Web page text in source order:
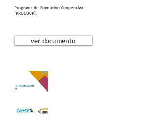
Programa de Formación Cooperativa
(PROCOOP).
ver documento